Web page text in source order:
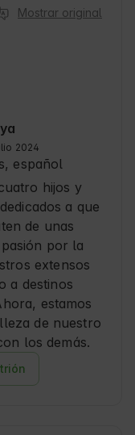
de la
a
Mostrar original
2024
español
hijos y
a que
de unas
por la
extensos
a destinos
estamos
de nuestro
los demás.